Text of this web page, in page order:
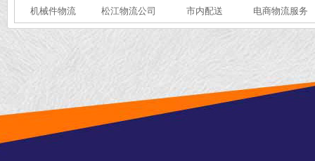
机械件物流 松江物流公司 市内配送 电商物流服务